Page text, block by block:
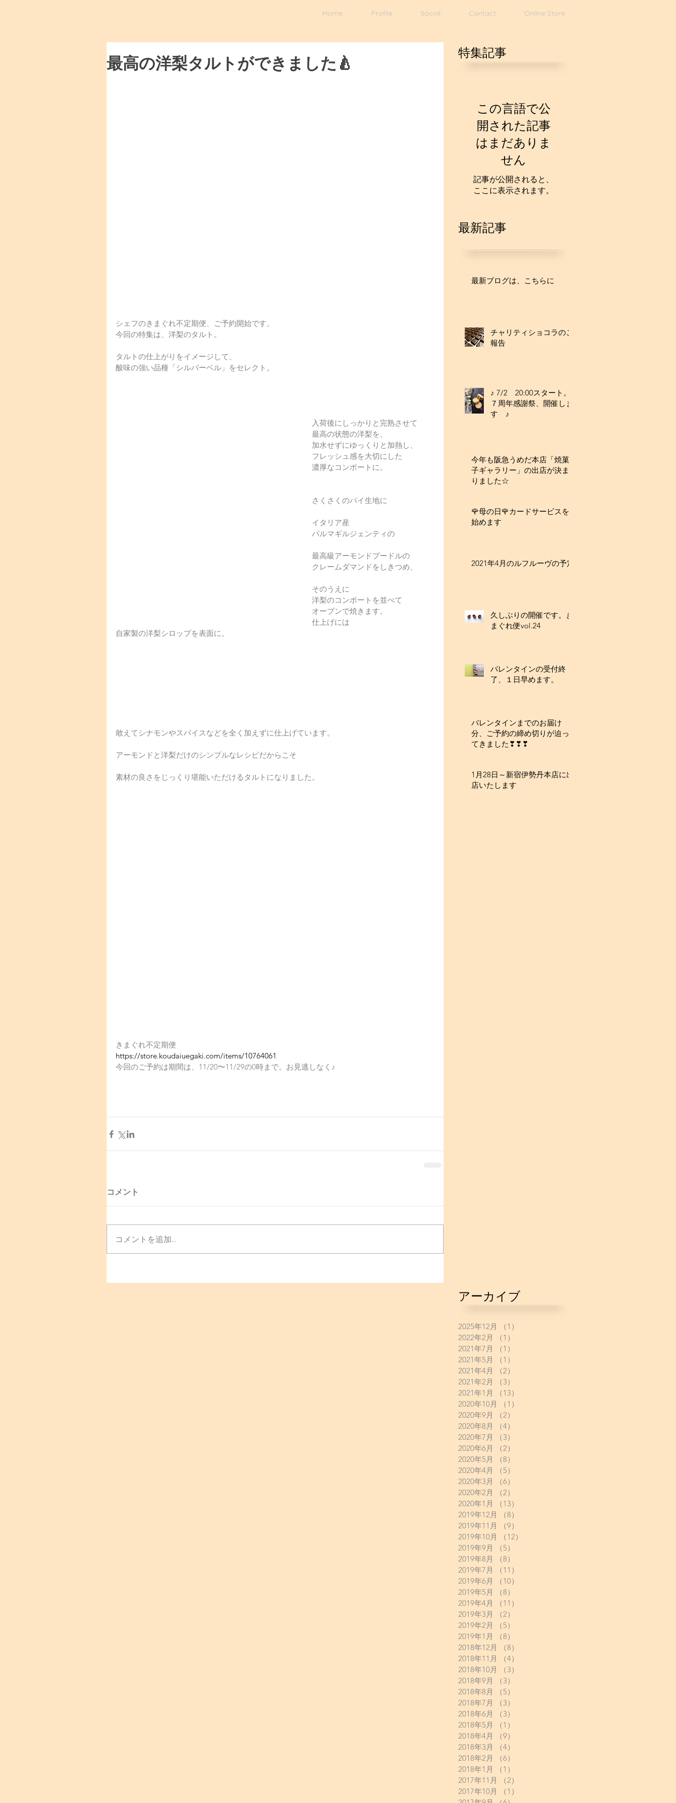
Home Profile Social Contact Online Store
最高の洋梨タルトができました🍐
シェフのきまぐれ不定期便、ご予約開始です。
今回の特集は、洋梨のタルト。
タルトの仕上がりをイメージして、
酸味の強い品種「シルバーベル」をセレクト。
入荷後にしっかりと完熟させて
最高の状態の洋梨を、
加水せずにゆっくりと加熱し、
フレッシュ感を大切にした
濃厚なコンポートに。
さくさくのパイ生地に
イタリア産
パルマギルジェンティの
最高級アーモンドプードルの
クレームダマンドをしきつめ、
そのうえに
洋梨のコンポートを並べて
オーブンで焼きます。
仕上げには
自家製の洋梨シロップを表面に。
敢えてシナモンやスパイスなどを全く加えずに仕上げています。
アーモンドと洋梨だけのシンプルなレシピだからこそ
素材の良さをじっくり堪能いただけるタルトになりました。
きまぐれ不定期便
https://store.koudaiuegaki.com/items/10764061
今回のご予約は期間は、11/20〜11/29の0時まで。お見逃しなく♪
コメント
コメントを追加…
特集記事
この言語で公
開された記事
はまだありま
せん
記事が公開されると、
ここに表示されます。
最新記事
最新ブログは、こちらに
チャリティショコラのご
報告
♪ 7/2 20:00スタート。
７周年感謝祭、開催しま
す ♪
今年も阪急うめだ本店「焼菓
子ギャラリー」の出店が決ま
りました☆
🌹母の日🌹カードサービスを
始めます
2021年4月のルフルーヴの予定
久しぶりの開催です。き
まぐれ便vol.24
バレンタインの受付終
了、１日早めます。
バレンタインまでのお届け
分、ご予約の締め切りが迫っ
てきました❣❣❣
1月28日～新宿伊勢丹本店に出
店いたします
アーカイブ
2025年12月 （1）
2022年2月
（1）
2021年7月
（1）
2021年5月
（1）
2021年4月
（2）
2021年2月
（3）
2021年1月
（13）
2020年10月
（1）
2020年9月
（2）
2020年8月
（4）
2020年7月
（3）
2020年6月
（2）
2020年5月
（8）
2020年4月
（5）
2020年3月
（6）
2020年2月
（2）
2020年1月
（13）
2019年12月
（8）
2019年11月
（9）
2019年10月
（12）
2019年9月
（5）
2019年8月
（8）
2019年7月
（11）
2019年6月
（10）
2019年5月
（8）
2019年4月
（11）
2019年3月
（2）
2019年2月
（5）
2019年1月
（8）
2018年12月
（8）
2018年11月
（4）
2018年10月
（3）
2018年9月
（3）
2018年8月
（5）
2018年7月
（3）
2018年6月
（3）
2018年5月
（1）
2018年4月
（9）
2018年3月
（4）
2018年2月
（6）
2018年1月
（1）
2017年11月
（2）
2017年10月
（1）